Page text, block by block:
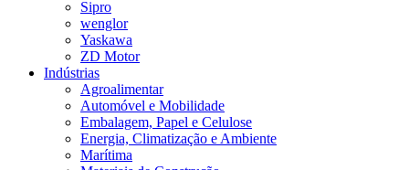
Sipro
wenglor
Yaskawa
ZD Motor
Indústrias
Agroalimentar
Automóvel e Mobilidade
Embalagem, Papel e Celulose
Energia, Climatização e Ambiente
Marítima